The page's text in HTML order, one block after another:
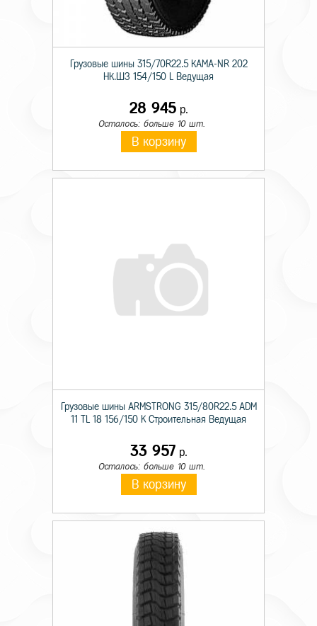
Грузовые шины 315/70R22.5 КАМА-NR 202
НК.ШЗ 154/150 L Ведущая
28 945р.
Осталось: больше 10 шт.
В корзину
Грузовые шины ARMSTRONG 315/80R22.5 ADM
11 TL 18 156/150 K Строительная Ведущая
33 957 р.
Осталось: больше 10 шт.
В корзину